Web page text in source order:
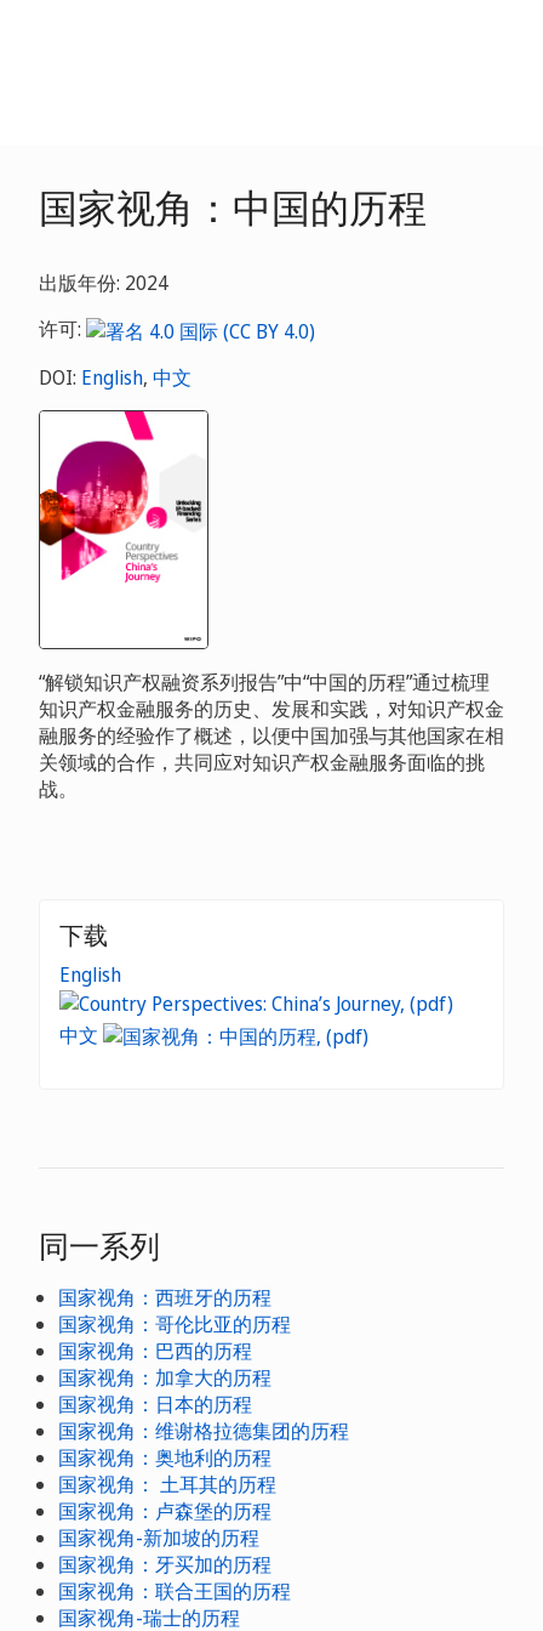
国家视角：中国的历程
出版年份: 2024
许可:
DOI: English, 中文
“解锁知识产权融资系列报告”中“中国的历程”通过梳理
知识产权金融服务的历史、发展和实践，对知识产权金
融服务的经验作了概述，以便中国加强与其他国家在相
关领域的合作，共同应对知识产权金融服务面临的挑
战。
下载
English
中文
同一系列
国家视角：西班牙的历程
国家视角：哥伦比亚的历程
国家视角：巴西的历程
国家视角：加拿大的历程
国家视角：日本的历程
国家视角：维谢格拉德集团的历程
国家视角：奥地利的历程
国家视角： 土耳其的历程
国家视角：卢森堡的历程
国家视角-新加坡的历程
国家视角：牙买加的历程
国家视角：联合王国的历程
国家视角-瑞士的历程